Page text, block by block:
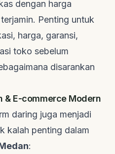
dengan harga
Penting untuk
harga, garansi,
toko sebelum
disarankan
& E-commerce Modern
daring juga menjadi
kalah penting dalam
: